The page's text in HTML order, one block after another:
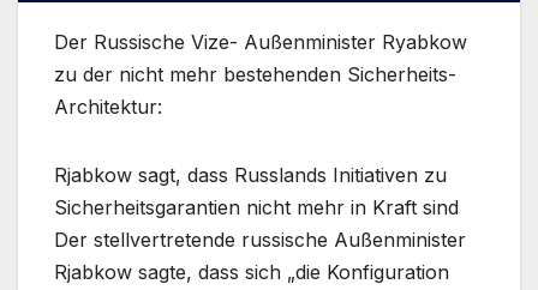
Der Russische Vize- Außenminister Ryabkow
zu der nicht mehr bestehenden Sicherheits-
Architektur:
Rjabkow sagt, dass Russlands Initiativen zu
Sicherheitsgarantien nicht mehr in Kraft sind
Der stellvertretende russische Außenminister
Rjabkow sagte, dass sich „die Konfiguration